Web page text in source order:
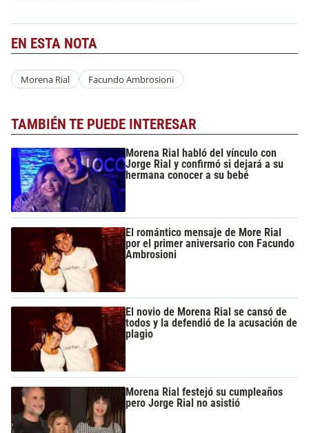
EN ESTA NOTA
Morena Rial Facundo Ambrosioni
TAMBIÉN TE PUEDE INTERESAR
Morena Rial habló del vínculo con
Jorge Rial y confirmó si dejará a su
hermana conocer a su bebé
El romántico mensaje de More Rial
por el primer aniversario con Facundo
Ambrosioni
El novio de Morena Rial se cansó de
todos y la defendió de la acusación de
plagio
Morena Rial festejó su cumpleaños
pero Jorge Rial no asistió